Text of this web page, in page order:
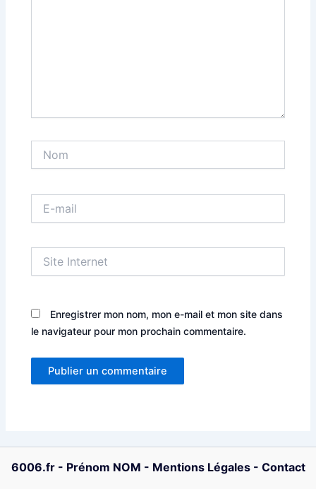
mail
Internet
Enregistrer mon nom, mon e-mail et mon site dans
le navigateur pour mon prochain commentaire.
6006.fr- Prénom NOM - Mentions Légales- Contact